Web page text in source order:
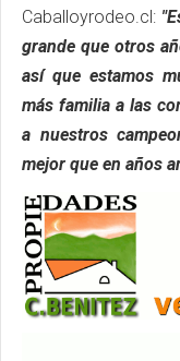
Caballoyrodeo.cl:
grande que otros
así que estamos
más familia a las
a nuestros
mejor que en años